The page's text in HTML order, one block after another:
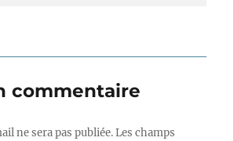
commentaire
ne sera pas publiée.Les champs